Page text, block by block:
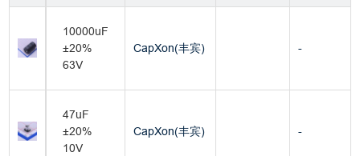
10000uF
±20%
63V
CapXon(丰宾) -
47uF
±20%
10V
CapXon(丰宾) -